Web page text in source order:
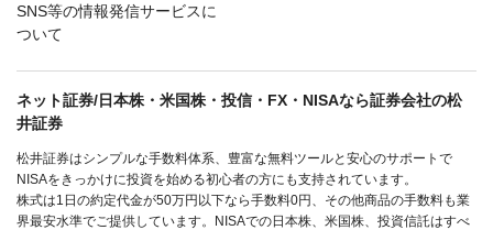
SNS等の情報発信サービスに
ついて
ネット証券/日本株・米国株・投信・FX・NISAなら証券会社の松
井証券
松井証券はシンプルな手数料体系、豊富な無料ツールと安心のサポートで
NISAをきっかけに投資を始める初心者の方にも支持されています。
株式は1日の約定代金が50万円以下なら手数料0円、その他商品の手数料も業
界最安水準でご提供しています。NISAでの日本株、米国株、投資信託はすべ